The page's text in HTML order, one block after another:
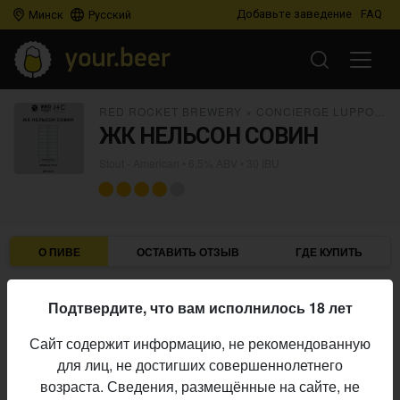
Минск Русский Добавьте заведение FAQ
ЖК НЕЛЬСОН СОВИН
О ПИВЕ ОСТАВИТЬ ОТЗЫВ ГДЕ КУПИТЬ
Пивоварни:
Concierge Luppolo
Алкоголь:
6,5%
Горечь:
30 IBU
Начало
Подтвердите, что вам исполнилось 18 лет
Сайт содержит информацию, не рекомендованную
для лиц, не достигших совершеннолетнего
возраста. Сведения, размещённые на сайте, не